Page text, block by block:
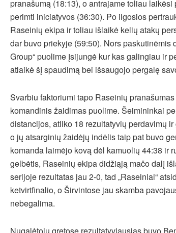
pranašumą (18:13), o antrajame toliau
perimti iniciatyvos (36:30). Po ilgosios
Raseinių ekipa ir toliau išlaikė kelių atakų
dar buvo priekyje (59:50). Nors paskutinėmis
Group“ puolime įsijungė kur kas galingiau ir
atlaikė šį spaudimą bei išsaugojo pergalę
Svarbiu faktoriumi tapo Raseinių
komandinis žaidimas puolime. Šeimininkai
distancijos, atliko 18 rezultatyvių perdavimų
o jų atsarginių žaidėjų indėlis taip pat buvo
komanda laimėjo kovą dėl kamuolių 44:38 ir
gelbėtis, Raseinių ekipa didžiąją mačo dalį
serijoje rezultatas jau 2-0, tad „Raseiniai“
ketvirtfinalio, o Širvintose jau skamba
nebegalima.